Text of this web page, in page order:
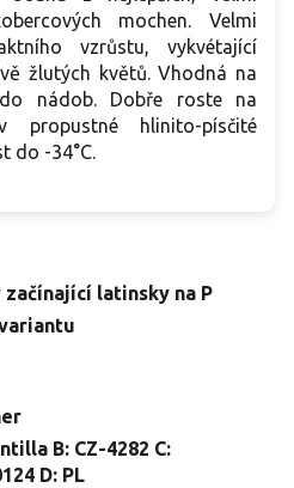
mochen. Velmi
vzrůstu, vykvétající
žlutých květů. Vhodná na
nádob. Dobře roste na
propustné hlinito-písčité
do -34°C.
začínající latinsky na P
B: CZ-4282 C:
D: PL